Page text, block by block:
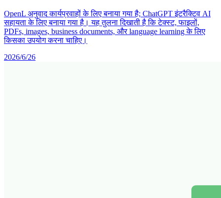
OpenL अनुवाद कार्यप्रवाहों के लिए बनाया गया है; ChatGPT इंटरैक्टिव AI
सहायता के लिए बनाया गया है। यह तुलना दिखाती है कि टेक्स्ट, फाइलों,
PDFs, images, business documents, और language learning के लिए
किसका उपयोग करना चाहिए।
2026/6/26